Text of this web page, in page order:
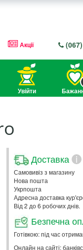
Акції
Увійти
Доставка i
Самовивіз з магазину
Нова пошта
Укрпошта
Адресна доставка
Від 2 до 6 робочих днів.
Безпечна
Готівкою: під час
Онлайн на сайті: